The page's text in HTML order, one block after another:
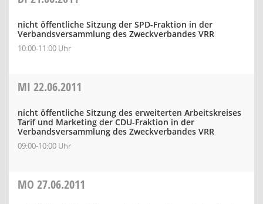
nicht öffentliche Sitzung der SPD-Fraktion in der
Verbandsversammlung des Zweckverbandes VRR
10:00-11:00 Uhr
MI 22.06.2011
nicht öffentliche Sitzung des erweiterten Arbeitskreises
Tarif und Marketing der CDU-Fraktion in der
Verbandsversammlung des Zweckverbandes VRR
09:00-10:00 Uhr
MO 27.06.2011